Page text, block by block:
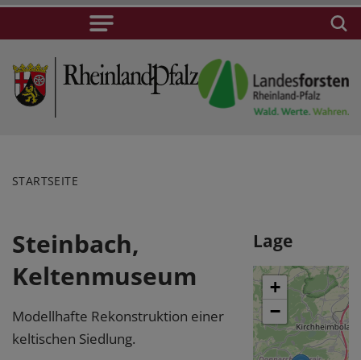
STARTSEITE
Steinbach,
Keltenmuseum
Modellhafte Rekonstruktion einer
keltischen Siedlung.
Lage
+
−